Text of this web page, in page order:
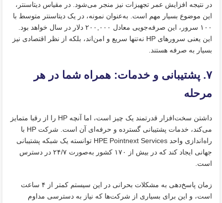
در نتیجه افزایش عمر تجهیزات نیز منجر می‌شود. در مقیاس دیتاسنتر،
این موضوع بسیار مهم است. به‌عنوان نمونه، در یک دیتاسنتر متوسط با
۱۰۰ سرور، این صرفه‌جویی معادل ۲۰۰,۰۰۰ دلار در سال خواهد بود.
این یعنی سرورهای HP نه‌تنها سریع و امن‌اند، بلکه از نظر اقتصادی نیز
بسیار به‌ صرفه هستند.
۷. پشتیبانی و خدمات: همراه شما در هر
مرحله
داشتن سخت‌افزار قدرتمند یک چیز است، اما آنچه HP را از رقبا متمایز
می‌کند، خدمات پشتیبانی گسترده و حرفه‌ای آن است. شرکت HP با
راه‌اندازی واحد HPE Pointnext Services توانسته یک شبکه پشتیبانی
جهانی ایجاد کند که در بیش از ۱۷۰ کشور به‌صورت ۲۴/۷ در دسترس
است.
زمان پاسخ‌دهی به مشکلات بحرانی در این سیستم کمتر از ۴ ساعت
است، و این برای بسیاری از شرکت‌ها که نیاز به دسترسی مداوم